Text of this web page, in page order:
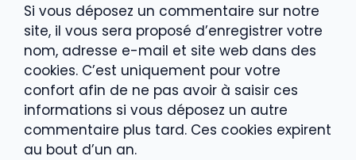
Si vous déposez un commentaire sur notre
site, il vous sera proposé d’enregistrer votre
nom, adresse e-mail et site web dans des
cookies. C’est uniquement pour votre
confort afin de ne pas avoir à saisir ces
informations si vous déposez un autre
commentaire plus tard. Ces cookies expirent
au bout d’un an.